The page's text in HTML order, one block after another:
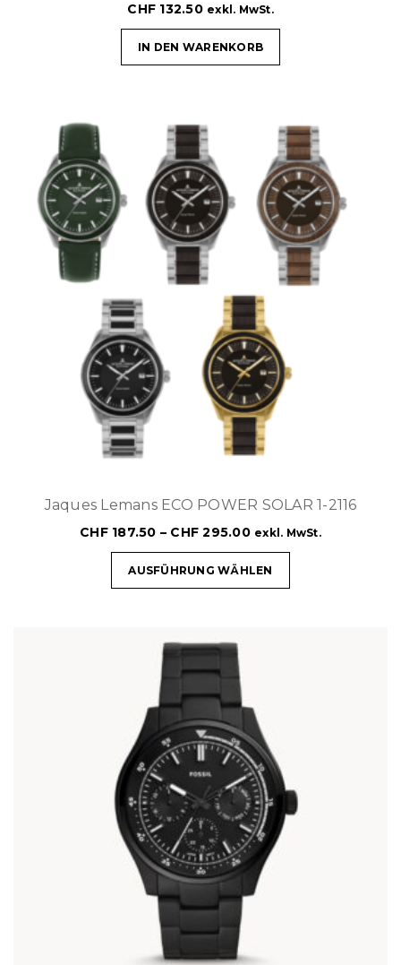
CHF 132.50 exkl. MwSt.
IN DEN WARENKORB
Jaques Lemans ECO POWER SOLAR 1-2116
CHF187.50 – CHF 295.00 exkl. MwSt.
AUSFÜHRUNG WÄHLEN